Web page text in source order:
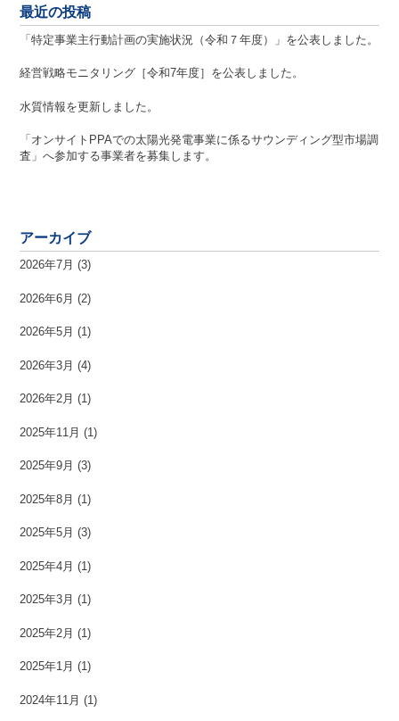
最近の投稿
「特定事業主行動計画の実施状況（令和７年度）」を公表しました。
経営戦略モニタリング［令和7年度］を公表しました。
水質情報を更新しました。
「オンサイトPPAでの太陽光発電事業に係るサウンディング型市場調
査」へ参加する事業者を募集します。
アーカイブ
2026年7月 (3)
2026年6月 (2)
2026年5月 (1)
2026年3月 (4)
2026年2月 (1)
2025年11月 (1)
2025年9月 (3)
2025年8月 (1)
2025年5月 (3)
2025年4月 (1)
2025年3月 (1)
2025年2月 (1)
2025年1月 (1)
2024年11月 (1)